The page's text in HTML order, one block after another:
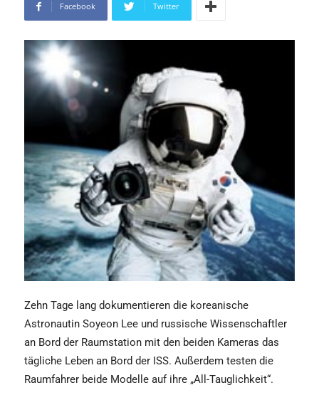
Facebook Twitter
Zehn Tage lang dokumentieren die koreanische
Astronautin Soyeon Lee und russische Wissenschaftler
an Bord der Raumstation mit den beiden Kameras das
tägliche Leben an Bord der ISS. Außerdem testen die
Raumfahrer beide Modelle auf ihre „All-Tauglichkeit“.